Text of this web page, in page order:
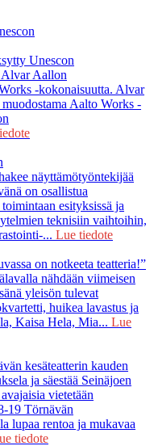
Unescon
Alvar Aallon
-kokonaisuutta. Alvar
Aalto Works -
näyttämötyöntekijää
on osallistua
esityksissä ja
teknisiin vaihtoihin,
... Lue tiedote
on notkeeta teatteria!”
nähdään viimeisen
yleisön tulevat
huikea lavastus ja
Kaisa Hela, Mia... Lue
kesäteatterin kauden
ja säestää Seinäjoen
vietetään
19 Törnävän
lupaa rentoa ja mukavaa
tiedote